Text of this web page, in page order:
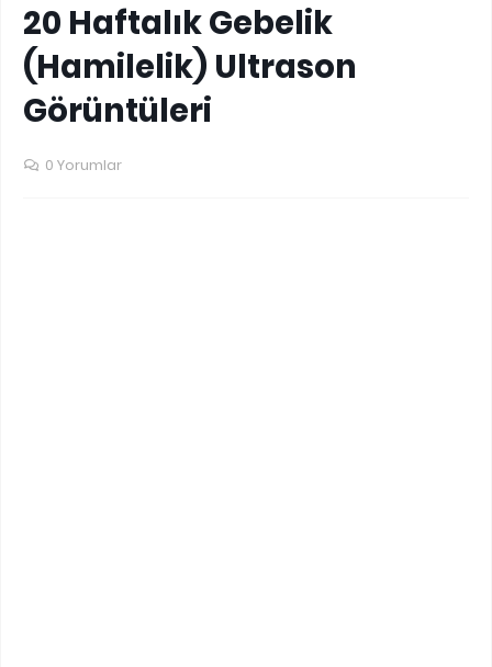
20 Haftalık Gebelik
(Hamilelik) Ultrason
Görüntüleri
0 Yorumlar